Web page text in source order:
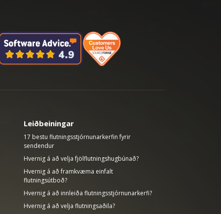
Leiðbeiningar
17 bestu flutningsstjórnunarkerfin fyrir
sendendur
Hvernig á að velja fjölflutningshugbúnað?
Hvernig á að framkvæma einfalt
flutningsútboð?
Hvernig á að innleiða flutningsstjórnunarkerfi?
Hvernig á að velja flutningsaðila?